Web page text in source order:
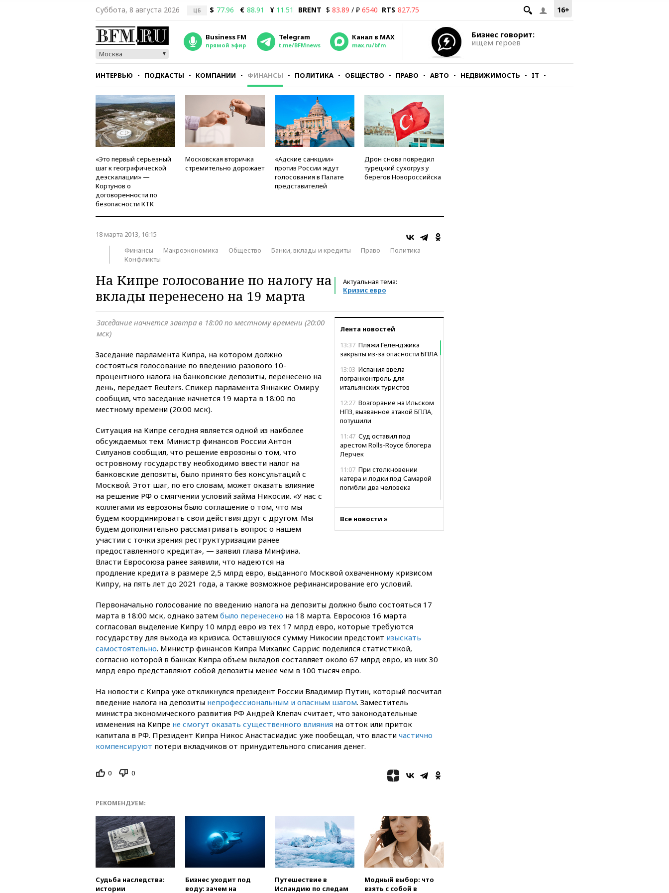
16+
Суббота, 8 августа 2026 ЦБ $ 77.96 € 88.91 ¥ 11.51 BRENT $ 83.89 / ₽ 6540 RTS 827.75
Москва
Business FM
прямой эфир
Telegram
t.me/BFMnews
Канал в MAX
max.ru/bfm
Бизнес говорит:
ищем героев
ИНТЕРВЬЮ ПОДКАСТЫ КОМПАНИИ ФИНАНСЫ ПОЛИТИКА ОБЩЕСТВО ПРАВО АВТО НЕДВИЖИМОСТЬ IT
СТИЛЬ ТЕСТЫ
«Это первый серьезный
шаг к географической
деэскалации» —
Кортунов о
договоренности по
безопасности КТК
Московская вторичка
стремительно дорожает
«Адские санкции»
против России ждут
голосования в Палате
представителей
Дрон снова повредил
турецкий сухогруз у
берегов Новороссийска
18 марта 2013, 16:15
Финансы
Макроэкономика Общество Банки, вклады и кредиты Право
Политика
Конфликты
Актуальная тема:
Кризис евро
На Кипре голосование по налогу на
вклады перенесено на 19 марта
Лента новостей
13:37 Пляжи Геленджика
закрыты из-за опасности БПЛА
13:03 Испания ввела
погранконтроль для
итальянских туристов
12:27 Возгорание на Ильском
НПЗ, вызванное атакой БПЛА,
потушили
11:47 Суд оставил под
арестом Rolls-Royce блогера
Лерчек
11:07 При столкновении
катера и лодки под Самарой
погибли два человека
загорелся после падения
обломков дрона
девяти БПЛА, сбитых на
подлете к Москве
08:42 Силы ПВО сбили почти
400 БПЛА над российскими
регионами
08:16Лукашенко призвал
белорусов покупать избы в
07:30Нигерия стала
крупнейшим поставщиком
авиатоплива в Европу
06:30 США и Колумбия
обсуждают координацию
усилий против наркотрафика
присутствие в Сеуте на фоне
миграционного кризиса
02:30
Трамп попросил
отпустить его с круглого стола
в Госдепе, чтобы «вести
войну»
01:35
Мигрант погиб при
попытке попасть из Марокко в
Сеуту на параплане
Все новости »
Заседание начнется завтра в 18:00 по местному времени (20:00
мск)
Заседание парламента Кипра, на котором должно
состояться голосование по введению разового 10-
процентного налога на банковские депозиты, перенесено на
день, передает Reuters. Спикер парламента Яннакис Омиру
сообщил, что заседание начнется 19 марта в 18:00 по
местному времени (20:00 мск).
Ситуация на Кипре сегодня является одной из наиболее
обсуждаемых тем. Министр финансов России Антон
Силуанов сообщил, что решение еврозоны о том, что
островному государству необходимо ввести налог на
банковские депозиты, было принято без консультаций с
Москвой. Этот шаг, по его словам, может оказать влияние
на решение РФ о смягчении условий займа Никосии. «У нас с
коллегами из еврозоны было соглашение о том, что мы
будем координировать свои действия друг с другом. Мы
будем дополнительно рассматривать вопрос о нашем
участии с точки зрения реструктуризации ранее
предоставленного кредита», — заявил глава Минфина.
Власти Евросоюза ранее заявили, что надеются на
продление кредита в размере 2,5 млрд евро, выданного Москвой охваченному кризисом
Кипру, на пять лет до 2021 года, а также возможное рефинансирование его условий.
Первоначально голосование по введению налога на депозиты должно было состояться 17
марта в 18:00 мск, однако затем было перенесено на 18 марта. Евросоюз 16 марта
согласовал выделение Кипру 10 млрд евро из тех 17 млрд евро, которые требуются
государству для выхода из кризиса. Оставшуюся сумму Никосии предстоит изыскать
самостоятельно. Министр финансов Кипра Михалис Саррис поделился статистикой,
согласно которой в банках Кипра объем вкладов составляет около 67 млрд евро, из них 30
млрд евро представляют собой депозиты менее чем в 100 тысяч евро.
На новости с Кипра уже откликнулся президент России Владимир Путин, который посчитал
введение налога на депозиты непрофессиональным и опасным шагом. Заместитель
министра экономического развития РФ Андрей Клепач считает, что законодательные
изменения на Кипре не смогут оказать существенного влияния на отток или приток
капитала в РФ. Президент Кипра Никос Анастасиадис уже пообещал, что власти частично
компенсируют потери вкладчиков от принудительного списания денег.
0 0
РЕКОМЕНДУЕМ:
Судьба наследства:
истории
Бизнес уходит под
воду: зачем на
Путешествие в
Исландию по следам
Модный выбор: что
взять с собой в